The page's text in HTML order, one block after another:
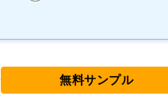
無料サンプル